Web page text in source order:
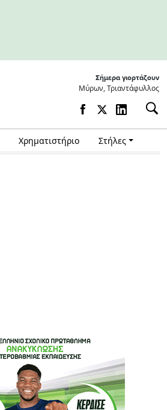
Σήμερα γιορτάζουν
Μύρων, Τριαντάφυλλος
Χρηματιστήριο Στήλες